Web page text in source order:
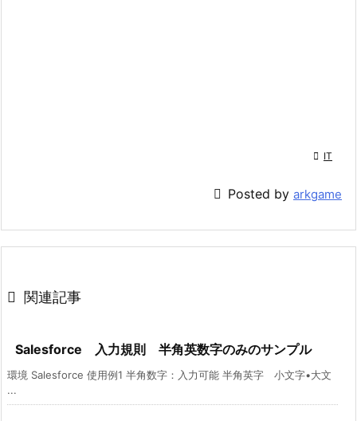
 IT
 Posted by arkgame
 関連記事
Salesforce 入力規則 半角英数字のみのサンプル
環境 Salesforce 使用例1 半角数字：入力可能 半角英字 小文字•大文
...